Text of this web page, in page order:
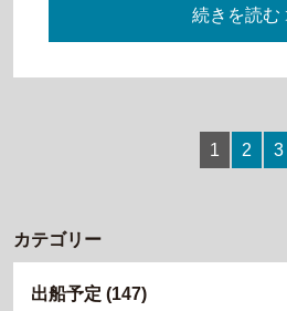
続きを読
1 2 3
カテゴリー
出船予定 (147)